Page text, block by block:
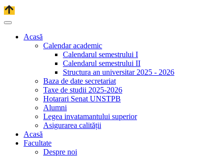
Acasă
Calendar academic
Calendarul semestrului I
Calendarul semestrului II
Structura an universitar 2025 - 2026
Baza de date secretariat
Taxe de studii 2025-2026
Hotarari Senat UNSTPB
Alumni
Legea invatamantului superior
Asigurarea calității
Acasă
Facultate
Despre noi